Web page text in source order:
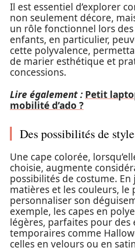
Il est essentiel d’explorer
non seulement décore,
un rôle fonctionnel lors
enfants, en particulier,
cette polyvalence,
de marier esthétique et
concessions.
Lire également : Petit
mobilité d’ado ?
Des possibilités de
Une cape colorée,
choisie, augmente
possibilités de costume. En
matières et les couleurs,
personnaliser son
exemple, les capes en
légères, parfaites pour des
temporaires comme
celles en velours ou en